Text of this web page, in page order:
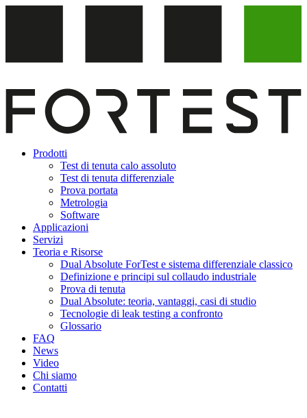
Prodotti
Test di tenuta calo assoluto
Test di tenuta differenziale
Prova portata
Metrologia
Software
Applicazioni
Servizi
Teoria e Risorse
Dual Absolute ForTest e sistema differenziale classico
Definizione e principi sul collaudo industriale
Prova di tenuta
Dual Absolute: teoria, vantaggi, casi di studio
Tecnologie di leak testing a confronto
Glossario
FAQ
News
Video
Chi siamo
Contatti